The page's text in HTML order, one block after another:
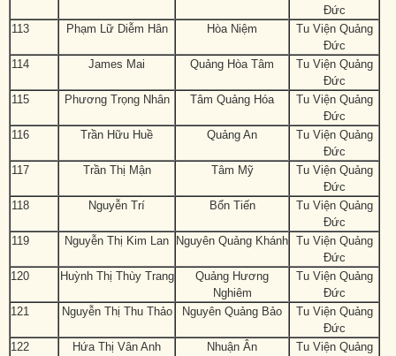
Đức
113
Phạm Lữ Diễm Hân Hòa Niệm
Tu Viện Quảng
Đức
114
James Mai Quảng Hòa Tâm
Tu Viện Quảng
Đức
115
Phương Trọng Nhân Tâm Quảng Hóa
Tu Viện Quảng
Đức
116
Trần Hữu Huề Quảng An
Tu Viện Quảng
Đức
117
Trần Thị Mận Tâm Mỹ
Tu Viện Quảng
Đức
118
Nguyễn Trí Bổn Tiến
Tu Viện Quảng
Đức
119
Nguyễn Thị Kim Lan Nguyên Quảng Khánh Tu Viện Quảng
Đức
120
Huỳnh Thị Thùy Trang
Quảng Hương
Nghiêm
Tu Viện Quảng
Đức
121
Nguyễn Thị Thu Thảo Nguyên Quảng Bảo
Tu Viện Quảng
Đức
122
Hứa Thị Vân Anh Nhuận Ân
Tu Viện Quảng